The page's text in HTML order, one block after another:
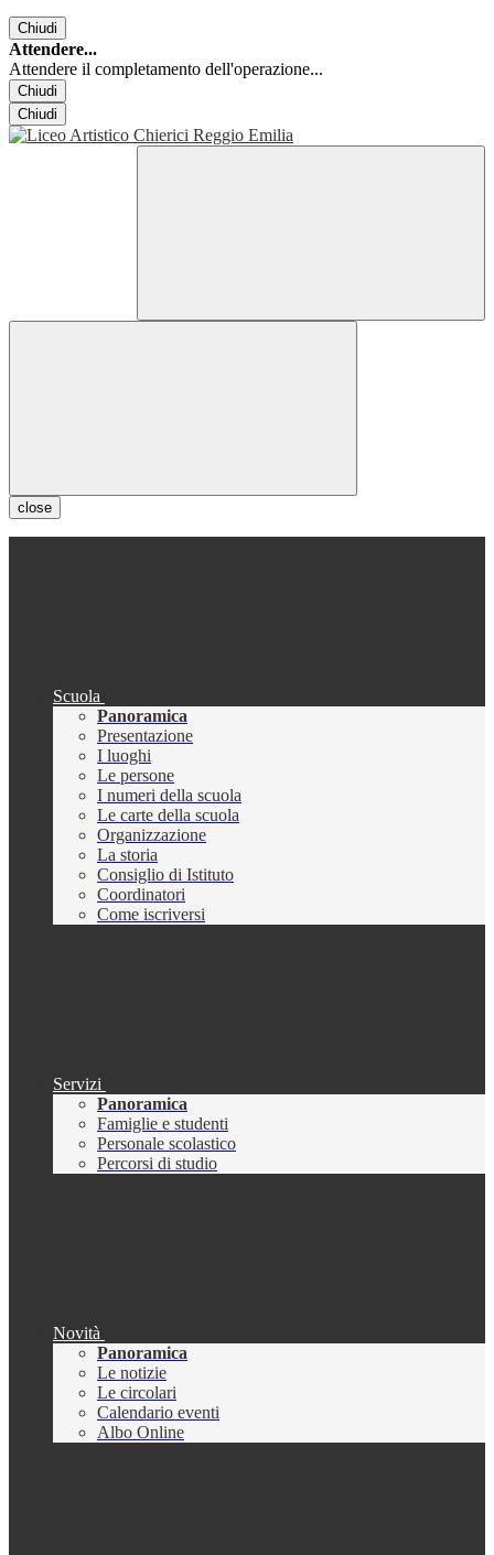
Chiudi
Attendere...
Attendere il completamento dell'operazione...
Chiudi
Chiudi
close
Scuola
Panoramica
Presentazione
I luoghi
Le persone
I numeri della scuola
Le carte della scuola
Organizzazione
La storia
Consiglio di Istituto
Coordinatori
Come iscriversi
Servizi
Panoramica
Famiglie e studenti
Personale scolastico
Percorsi di studio
Novità
Panoramica
Le notizie
Le circolari
Calendario eventi
Albo Online